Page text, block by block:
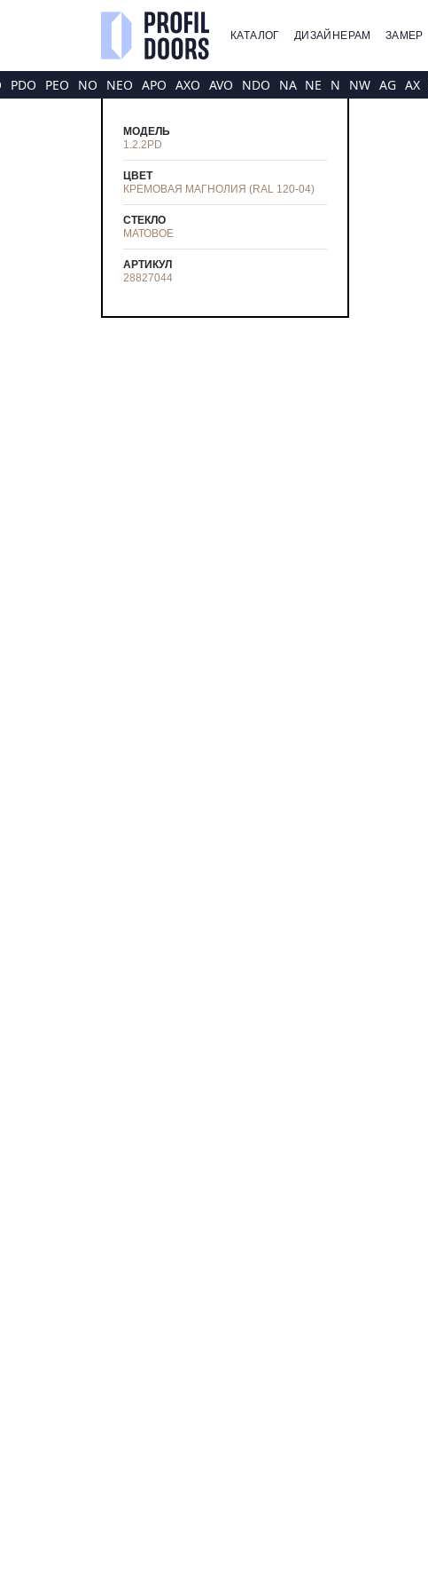
КАТАЛОГ ДИЗАЙНЕРАМ ЗАМЕР
PDO PEO NO NEO APO AXO AVO NDO NA NE N NW AG AX
МОДЕЛЬ
1.2.2PD
ЦВЕТ
КРЕМОВАЯ МАГНОЛИЯ (RAL 120-04)
СТЕКЛО
МАТОВОЕ
АРТИКУЛ
28827044